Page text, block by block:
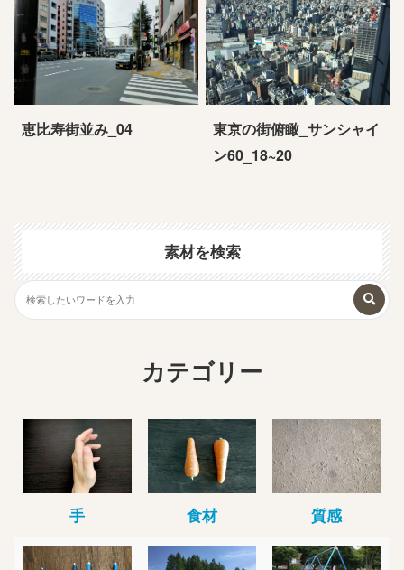
恵比寿街並み_04
東京の街俯瞰_サンシャイ
ン60_18~20
素材を検索
カテゴリー
手 食材 質感